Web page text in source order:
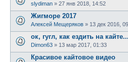
slydiman » 27 янв 2018, 14:52
Жигморе 2017
Алексей Мещеряков » 13 дек 2016,
ок, гугл, как ездить на
Dimon63 » 13 мар 2017, 01:33
Красивое кайтовое видео